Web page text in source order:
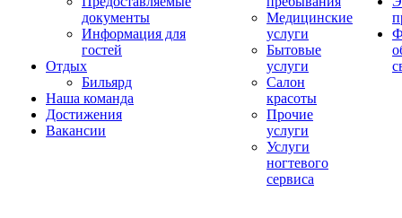
документы
Информация для
гостей
Отдых
Бильярд
Наша команда
Достижения
Вакансии
Медицинские
услуги
Бытовые
услуги
Салон
красоты
Прочие
услуги
Услуги
ногтевого
сервиса